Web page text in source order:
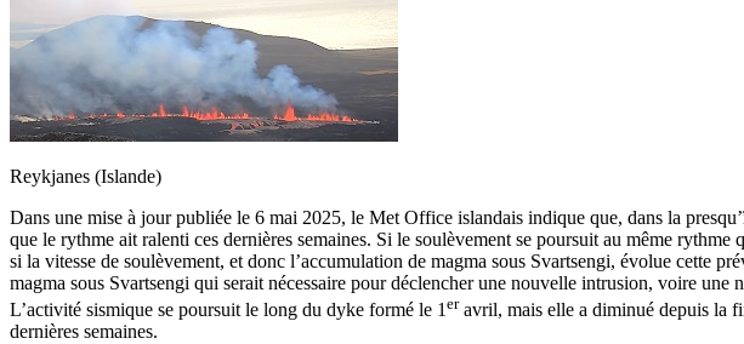
Reykjanes (Islande)
Dans une mise à jour publiée le 6 mai 2025, le Met Office islandais indique que, dans la
que le rythme ait ralenti ces dernières semaines. Si le soulèvement se poursuit au même
si la vitesse de soulèvement, et donc l’accumulation de magma sous Svartsengi, évolue cette
magma sous Svartsengi qui serait nécessaire pour déclencher une nouvelle intrusion, voire une
L’activité sismique se poursuit le long du dyke formé le 1 eravril, mais elle a diminué depuis la
dernières semaines.